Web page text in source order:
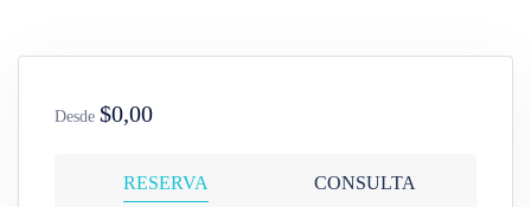
Desde $0,00
RESERVA CONSULTA